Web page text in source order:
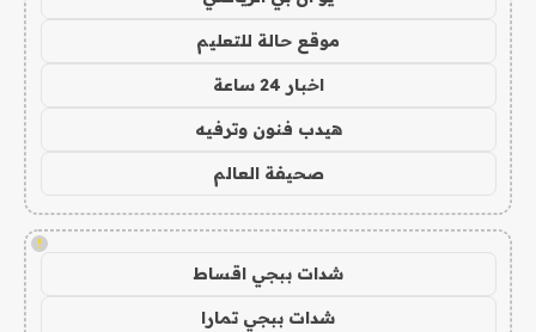
موقع حالة للتعليم
اخبار 24 ساعة
هيدب فنون وترفيه
صحيفة العالم
!
شدات ببجي اقساط
شدات ببجي تمارا